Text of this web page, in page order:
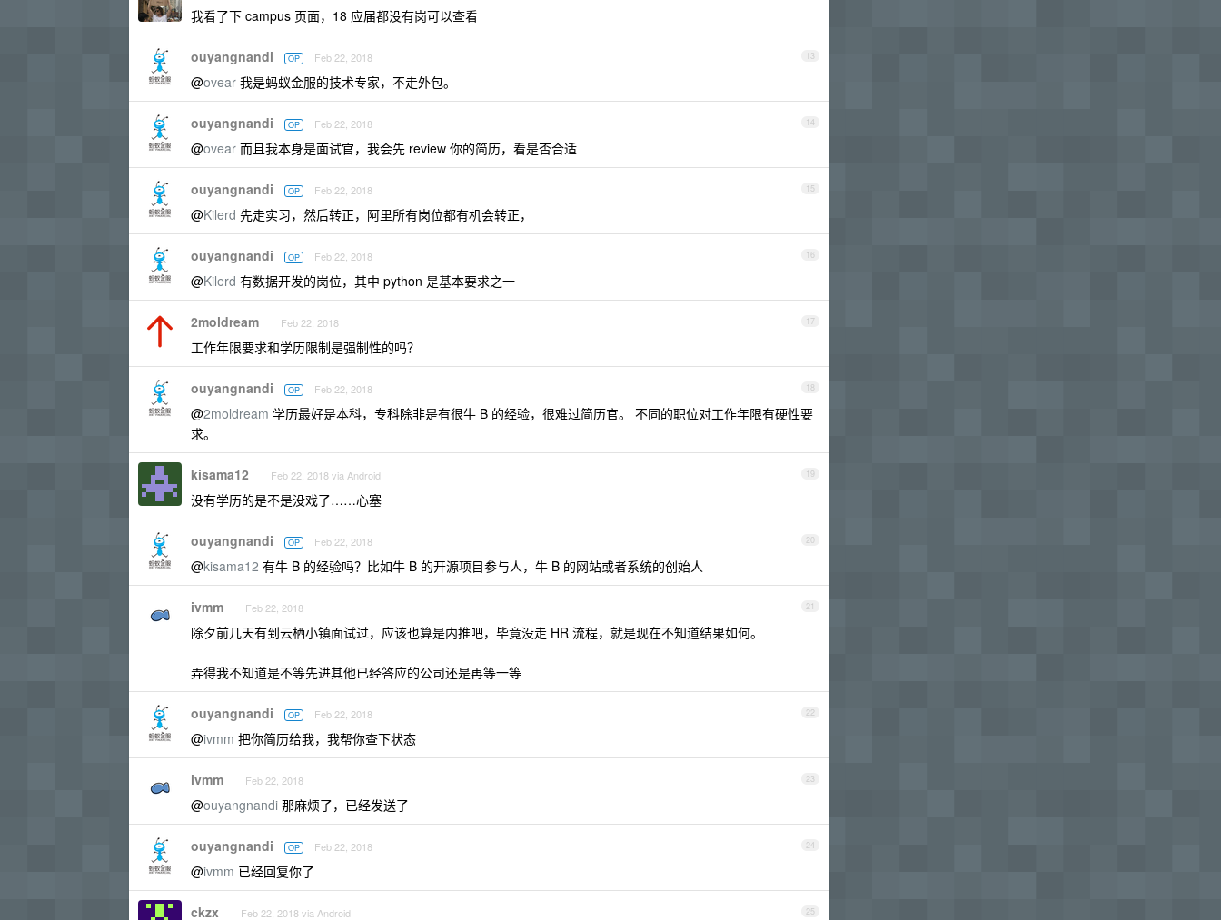
我看了下 campus 页面，18 应届都没有岗可以查看
13
ouyangnandi OP Feb 22, 2018
@ovear 我是蚂蚁金服的技术专家，不走外包。
14
ouyangnandi OP Feb 22, 2018
@ovear 而且我本身是面试官，我会先 review 你的简历，看是否合适
15
ouyangnandi OP Feb 22, 2018
@Kilerd 先走实习，然后转正，阿里所有岗位都有机会转正，
16
ouyangnandi OP Feb 22, 2018
@Kilerd 有数据开发的岗位，其中 python 是基本要求之一
17
2moldream Feb 22, 2018
工作年限要求和学历限制是强制性的吗？
18
ouyangnandi OP Feb 22, 2018
@2moldream 学历最好是本科，专科除非是有很牛 B 的经验，很难过简历官。 不同的职位对工作年限有硬性要
求。
19
kisama12 Feb 22, 2018 via Android
没有学历的是不是没戏了……心塞
20
ouyangnandi OP Feb 22, 2018
@kisama12 有牛 B 的经验吗？比如牛 B 的开源项目参与人，牛 B 的网站或者系统的创始人
21
ivmm Feb 22, 2018
除夕前几天有到云栖小镇面试过，应该也算是内推吧，毕竟没走 HR 流程，就是现在不知道结果如何。
弄得我不知道是不等先进其他已经答应的公司还是再等一等
22
ouyangnandi OP Feb 22, 2018
@ivmm 把你简历给我，我帮你查下状态
23
ivmm Feb 22, 2018
@ouyangnandi 那麻烦了，已经发送了
24
ouyangnandi OP Feb 22, 2018
@ivmm 已经回复你了
25
ckzx Feb 22, 2018 via Android